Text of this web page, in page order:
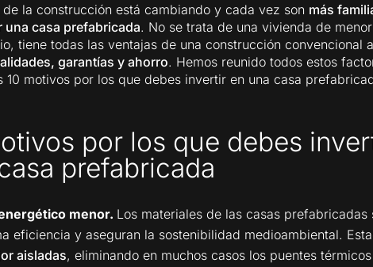
de la construcción está cambiando y cada vez son más
una casa prefabricada. No se trata de una vivienda de
tiene todas las ventajas de una construcción convencional
garantías y ahorro. Hemos reunido todos estos
10 motivos por los que debes invertir en una casa
por los que debes
prefabricada
menor. Los materiales de las casas prefabricadas
eficiencia y aseguran la sostenibilidad medioambiental.
aisladas, eliminando en muchos casos los puentes